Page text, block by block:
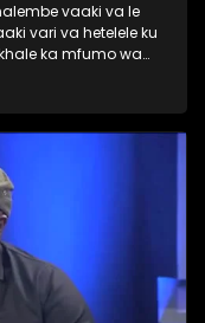
vaaki va le
vari va hetelele ku
ka mfumo wa